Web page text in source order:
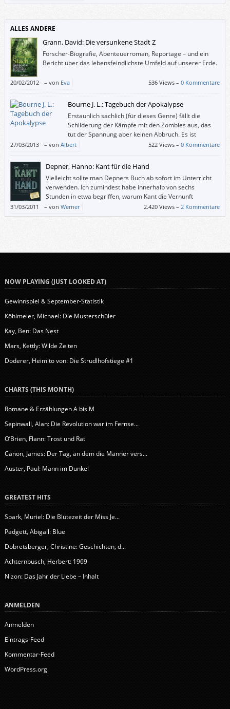
ALLES ANDERE
Grann, David: Die versunkene Stadt Z
Forscher-Biografie, Abenteuerroman, Reportage – und ein
Bericht über das lebensfeindlichste Umfeld auf unserer Erde.
20/02/2012 – von Eva 536 Views –0 Kommentare
Bourne J. L.: Tagebuch der Apokalypse
Erstaunlich sachlich (für dieses Genre) fällt die
Schilderung der Kämpfe mit den Zombies aus, das
tut der Spannung aber keinen Abbruch. Es ist
geradezu erfrischend anders, wenn ein solcher
Roman auch einmal ohne detaillierte Schilderungen von explodierenden
Zombieschädeln und herausgerissenen Gedärmen auskommt.
27/03/2013 – von Albert 522 Views –0 Kommentare
Depner, Hanno: Kant für die Hand
Vielleicht sollte man Depners Buch ab sofort im Unterricht
verwenden. Ich zumindest habe innerhalb von sechs
Stunden in etwa begriffen, warum Kant die Vernunft
„kritisiert“ hat und was dabei herausgekommen ist.
31/03/2011 – von Werner 2.420 Views – 2 Kommentare
NOW PLAYING (JUST LOOKED AT)
Gewinnspiel & September-Statistik
Köhlmeier, Michael: Die Musterschüler
Kay, Ben: Das Nest
Mars, Kettly: Wilde Zeiten
Doderer, Heimito von: Die Strudlhofstiege #1
CHARTS (THIS MONTH)
Romane & Erzählungen A bis M
Sepinwall, Alan: Die Revolution war im Fernse...
O’Brien, Flann: Trost und Rat
Canon, James: Der Tag, an dem die Männer vers...
Auster, Paul: Mann im Dunkel
GREATEST HITS
Spark, Muriel: Die Blütezeit der Miss Je...
Padgett, Abigail: Blue
Dobretsberger, Christine: Geschichten, d...
Achternbusch, Herbert: 1969
Nizon: Das Jahr der Liebe – Inhalt
ANMELDEN
Anmelden
Eintrags-Feed
Kommentar-Feed
WordPress.org